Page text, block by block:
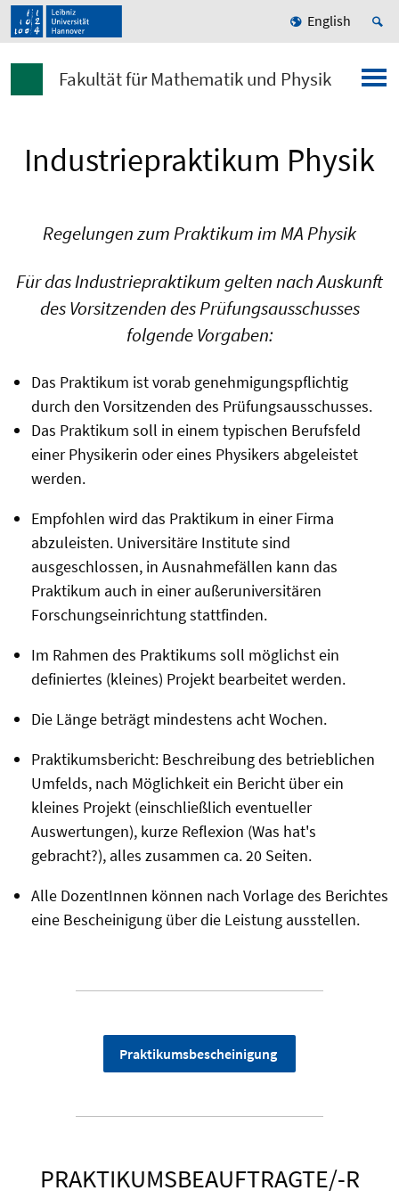
English
Fakultät für Mathematik und Physik
Industriepraktikum Physik
Regelungen zum Praktikum im MA Physik
Für das Industriepraktikum gelten nach Auskunft
des Vorsitzenden des Prüfungsausschusses
folgende Vorgaben:
Das Praktikum ist vorab genehmigungspflichtig
durch den Vorsitzenden des Prüfungsausschusses.
Das Praktikum soll in einem typischen Berufsfeld
einer Physikerin oder eines Physikers abgeleistet
werden.
Empfohlen wird das Praktikum in einer Firma
abzuleisten. Universitäre Institute sind
ausgeschlossen, in Ausnahmefällen kann das
Praktikum auch in einer außeruniversitären
Forschungseinrichtung stattfinden.
Im Rahmen des Praktikums soll möglichst ein
definiertes (kleines) Projekt bearbeitet werden.
Die Länge beträgt mindestens acht Wochen.
Praktikumsbericht: Beschreibung des betrieblichen
Umfelds, nach Möglichkeit ein Bericht über ein
kleines Projekt (einschließlich eventueller
Auswertungen), kurze Reflexion (Was hat's
gebracht?), alles zusammen ca. 20 Seiten.
Alle DozentInnen können nach Vorlage des Berichtes
eine Bescheinigung über die Leistung ausstellen.
Praktikumsbescheinigung
PRAKTIKUMSBEAUFTRAGTE/-R